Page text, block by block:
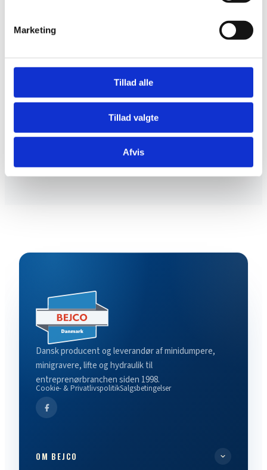
Marketing
Tillad alle
Tillad valgte
Afvis
minidumper
Hinowa HS1103
minidumper
Dansk producent og leverandør af minidumpere,
minigravere, lifte og hydraulik til
entreprenørbranchen siden 1998.
Cookie- & PrivatlivspolitikSalgsbetingelser
OM BEJCO